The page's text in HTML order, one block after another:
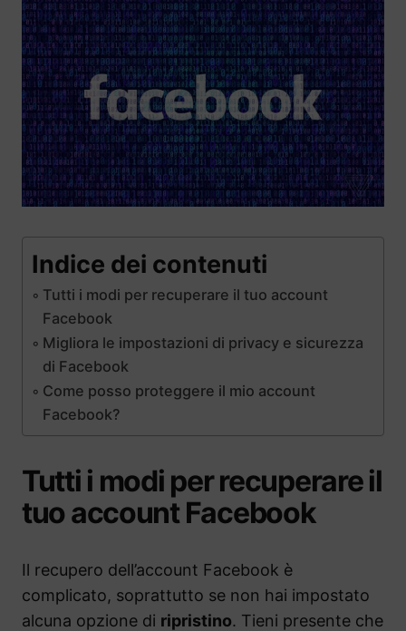
Indice dei contenuti
Tutti i modi per recuperare il tuo account
Facebook
Migliora le impostazioni di privacy e sicurezza
di Facebook
Come posso proteggere il mio account
Facebook?
Tutti i modi per recuperare il
tuo account Facebook
Il recupero dell’account Facebook è
complicato, soprattutto se non hai impostato
alcuna opzione di ripristino. Tieni presente che